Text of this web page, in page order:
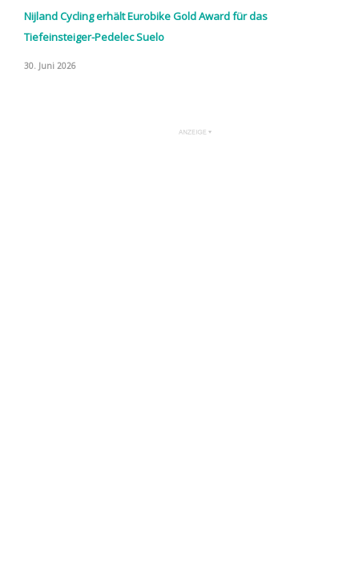
Nijland Cycling erhält Eurobike Gold Award für das
Tiefeinsteiger-Pedelec Suelo
30. Juni 2026